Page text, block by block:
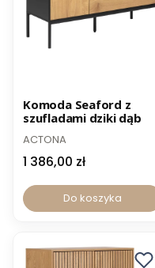
Komoda Seaford z
szufladami dziki dąb
ACTONA
1 386,00 zł
Do koszyka